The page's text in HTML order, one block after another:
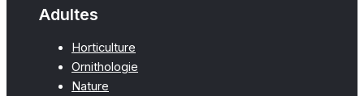
Adultes
Horticulture
Ornithologie
Nature